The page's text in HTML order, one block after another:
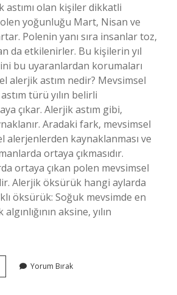
olan kişiler dikkatli
yoğunluğu Mart, Nisan ve
Polenin yanı sıra insanlar toz,
da etkilenirler. Bu kişilerin yıl
bu uyaranlardan korumaları
alerjik astım nedir? Mevsimsel
türü yılın belirli
çıkar. Alerjik astım gibi,
Aradaki fark, mevsimsel
alerjenlerden kaynaklanması ve
ortaya çıkmasıdır.
ortaya çıkan polen mevsimsel
Alerjik öksürük hangi aylarda
öksürük: Soğuk mevsimde en
aksine, yılın
Yorum Bırak